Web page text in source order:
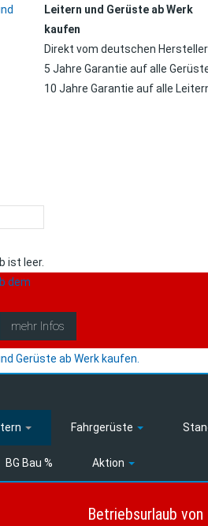
Leitern und Gerüste ab Werk
kaufen
Direkt vom deutschen Hersteller
5 Jahre Garantie auf alle
10 Jahre Garantie auf alle
ist leer.
dem
mehr Infos
Fahrgerüste
BG Bau % Aktion
Betriebsurlaub